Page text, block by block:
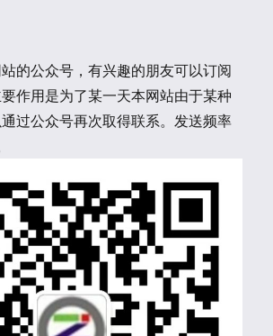
的公众号，有兴趣的朋友可以订阅
作用是为了某一天本网站由于某种
过公众号再次取得联系。发送频率